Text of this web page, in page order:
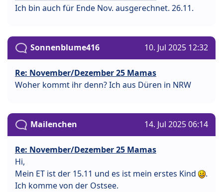
Ich bin auch für Ende Nov. ausgerechnet. 26.11.
Sonnenblume416 10. Jul 2025 12:32
Re: November/Dezember 25 Mamas
Woher kommt ihr denn? Ich aus Düren in NRW
Mailenchen 14. Jul 2025 06:14
Re: November/Dezember 25 Mamas
Hi,
Mein ET ist der 15.11 und es ist mein erstes Kind
.
Ich komme von der Ostsee.